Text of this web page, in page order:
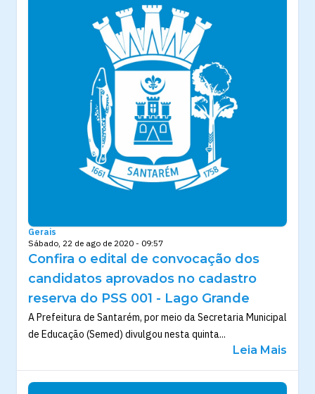
Gerais
Sábado, 22 de ago de 2020 - 09:57
Confira o edital de convocação dos
candidatos aprovados no cadastro
reserva do PSS 001 - Lago Grande
A Prefeitura de Santarém, por meio da Secretaria Municipal
de Educação (Semed) divulgou nesta quinta...
Leia Mais